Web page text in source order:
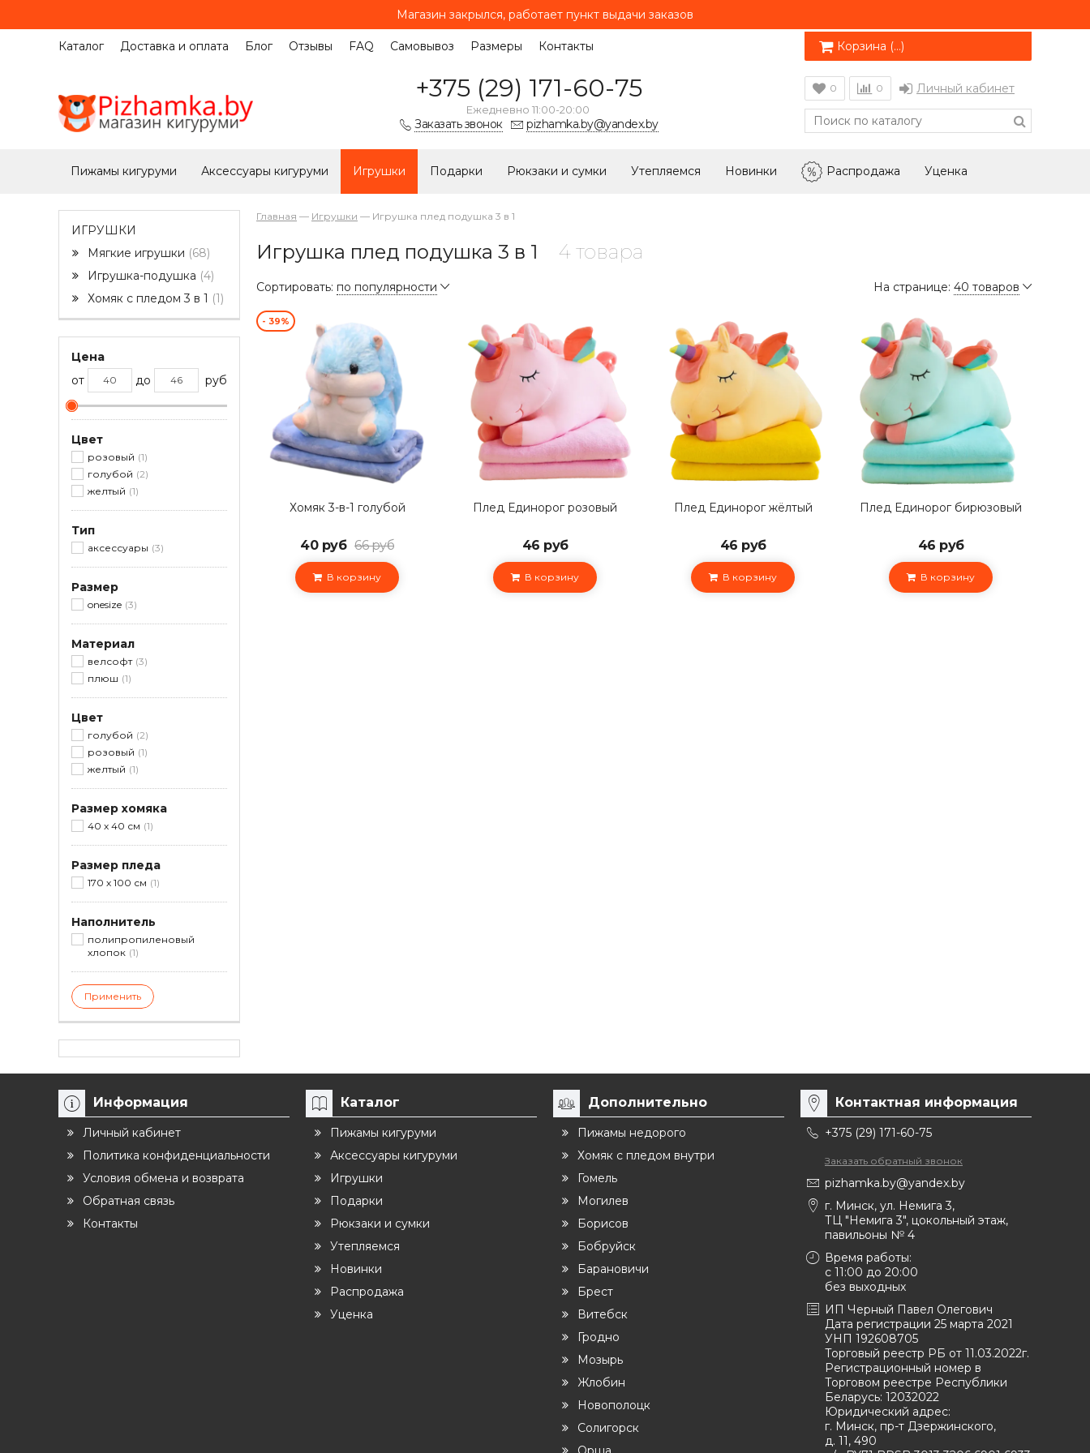
Магазин закрылся, работает пункт выдачи заказов
Каталог Доставка и оплата Блог Отзывы FAQ Самовывоз Размеры Контакты Корзина (…)
+375 (29) 171-60-75
Ежедневно 11:00-20:00
Заказать звонок pizhamka.by@yandex.by
0 0 Личный кабинет
Пижамы кигуруми Аксессуары кигуруми Игрушки Подарки Рюкзаки и сумки Утепляемся Новинки Распродажа Уценка
Главная — Игрушки — Игрушка плед подушка 3 в 1
Игрушка плед подушка 3 в 1 4 товара
Сортировать: по популярности На странице: 40 товаров
- 39%
Хомяк 3-в-1 голубой
40 руб 66 руб
В корзину
Плед Единорог розовый
46 руб
В корзину
Плед Единорог жёлтый
46 руб
В корзину
Плед Единорог бирюзовый
46 руб
В корзину
ИГРУШКИ
Мягкие игрушки
68
Игрушка-подушка 4
Хомяк с пледом 3 в 1
1
Цена
от
до руб
Цвет
розовый 1
голубой 2
желтый 1
Тип
аксессуары 3
Размер
onesize 3
Материал
велсофт 3
плюш 1
Цвет
голубой 2
розовый 1
желтый 1
Размер хомяка
40 х 40 см 1
Размер пледа
170 х 100 см 1
Наполнитель
полипропиленовый
хлопок 1
Применить
Информация
Личный кабинет
Политика конфиденциальности
Условия обмена и возврата
Обратная связь
Контакты
Каталог
Пижамы кигуруми
Аксессуары кигуруми
Игрушки
Подарки
Рюкзаки и сумки
Утепляемся
Новинки
Распродажа
Уценка
Дополнительно
Пижамы недорого
Хомяк с пледом внутри
Гомель
Могилев
Борисов
Бобруйск
Барановичи
Брест
Витебск
Гродно
Мозырь
Жлобин
Новополоцк
Солигорск
Контактная информация
+375 (29) 171-60-75
Заказать обратный звонок
pizhamka.by@yandex.by
г. Минск, ул. Немига 3,
ТЦ "Немига 3", цокольный этаж,
павильоны № 4
Время работы:
c 11:00 до 20:00
без выходных
ИП Черный Павел Олегович
Дата регистрации 25 марта 2021
УНП 192608705
Торговый реестр РБ от 11.03.2022г.
Регистрационный номер в
Торговом реестре Республики
Беларусь: 12032022
Юридический адрес:
г. Минск, пр-т Дзержинского,
д. 11, 490